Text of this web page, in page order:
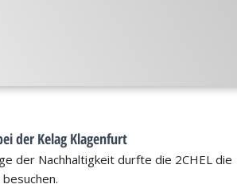
der Kelag Klagenfurt
der Nachhaltigkeit durfte die 2CHEL die